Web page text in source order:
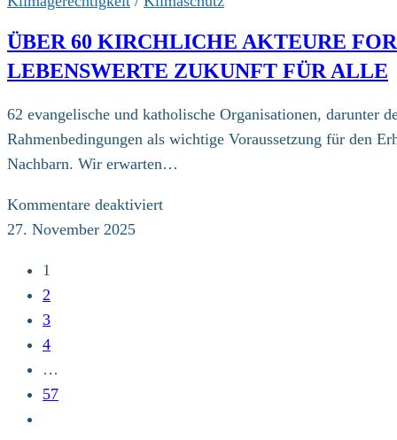
Pilger-
Messe
Hamburg
ÜBER 60 KIRCHLICHE AKTEURE
LEBENSWERTE ZUKUNFT FÜR ALLE
62 evangelische und katholische Organisationen, darunter
Rahmenbedingungen als wichtige Voraussetzung für den
Nachbarn. Wir erwarten…
Kommentare deaktiviertfür
27. November 2025
1
2
3
4
…
57